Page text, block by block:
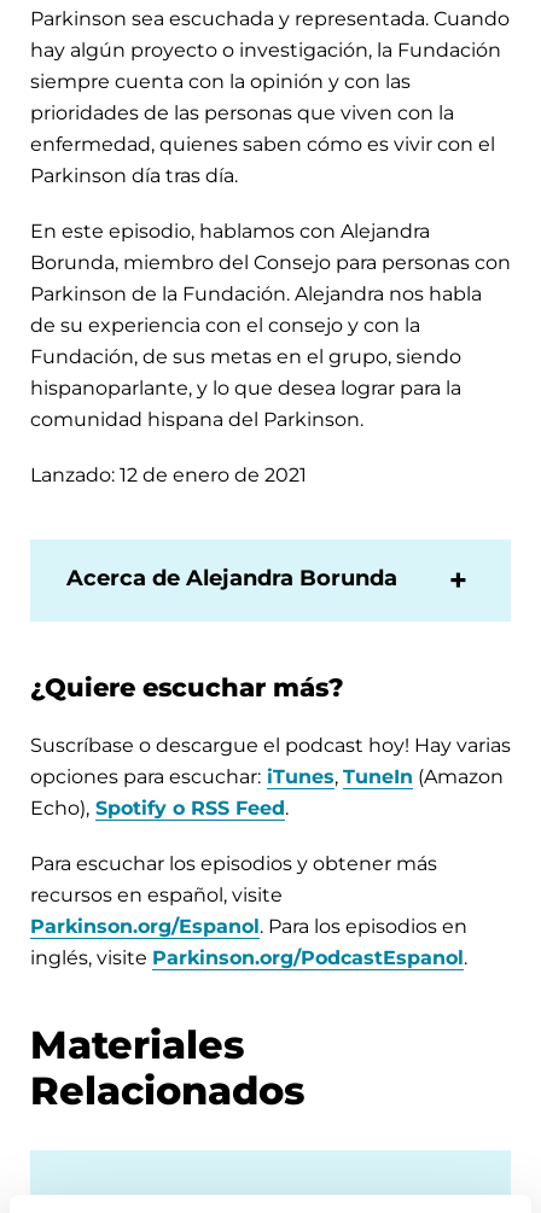
Parkinson sea escuchada y representada. Cuando
hay algún proyecto o investigación, la Fundación
siempre cuenta con la opinión y con las
prioridades de las personas que viven con la
enfermedad, quienes saben cómo es vivir con el
Parkinson día tras día.
En este episodio, hablamos con Alejandra
Borunda, miembro del Consejo para personas con
Parkinson de la Fundación. Alejandra nos habla
de su experiencia con el consejo y con la
Fundación, de sus metas en el grupo, siendo
hispanoparlante, y lo que desea lograr para la
comunidad hispana del Parkinson.
Lanzado: 12 de enero de 2021
Acerca de Alejandra Borunda
¿Quiere escuchar más?
Suscríbase o descargue el podcast hoy! Hay varias
opciones para escuchar: iTunes, TuneIn (Amazon
Echo), Spotify o RSS Feed.
Para escuchar los episodios y obtener más
recursos en español, visite
Parkinson.org/Espanol. Para los episodios en
inglés, visite Parkinson.org/PodcastEspanol.
Materiales
Relacionados